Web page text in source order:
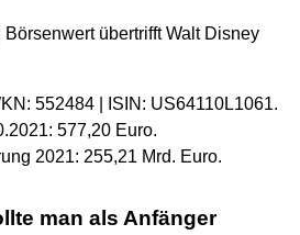
übertrifft Walt Disney
552484 | ISIN: US64110L1061.
577,20 Euro.
2021: 255,21 Mrd. Euro.
man als Anfänger